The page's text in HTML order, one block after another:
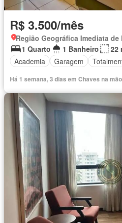
R$ 3.500/mês
Região Geográfica Imediata de
1 Quarto
1 Banheiro
22
Academia
Garagem
Há 1 semana, 3 dias em Chaves na mão